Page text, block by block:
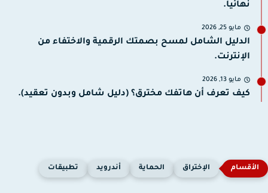
نهائيا.
مايو 25, 2026
الدليل الشامل لمسح بصمتك الرقمية والاختفاء من
الإنترنت.
مايو 13, 2026
كيف تعرف أن هاتفك مخترق؟ (دليل شامل وبدون تعقيد).
الإختراق الحماية أندرويد تطبيقات